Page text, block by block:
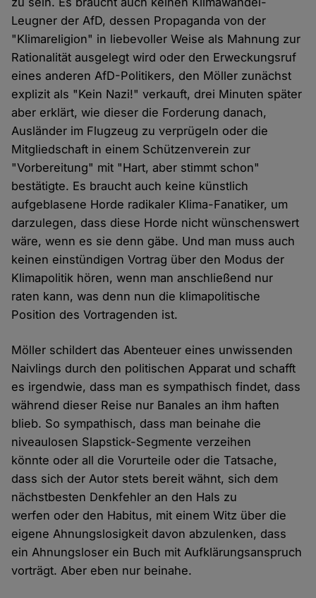
Leugner der AfD, dessen Propaganda von der
"Klimareligion" in liebevoller Weise als Mahnung zur
Rationalität ausgelegt wird oder den Erweckungsruf
eines anderen AfD-Politikers, den Möller zunächst
explizit als "Kein Nazi!" verkauft, drei Minuten später
aber erklärt, wie dieser die Forderung danach,
Ausländer im Flugzeug zu verprügeln oder die
Mitgliedschaft in einem Schützenverein zur
"Vorbereitung" mit "Hart, aber stimmt schon"
bestätigte. Es braucht auch keine künstlich
aufgeblasene Horde radikaler Klima-Fanatiker, um
darzulegen, dass diese Horde nicht wünschenswert
wäre, wenn es sie denn gäbe. Und man muss auch
keinen einstündigen Vortrag über den Modus der
Klimapolitik hören, wenn man anschließend nur
raten kann, was denn nun die klimapolitische
Position des Vortragenden ist.
Möller schildert das Abenteuer eines unwissenden
Naivlings durch den politischen Apparat und schafft
es irgendwie, dass man es sympathisch findet, dass
während dieser Reise nur Banales an ihm haften
blieb. So sympathisch, dass man beinahe die
niveaulosen Slapstick-Segmente verzeihen
könnte oder all die Vorurteile oder die Tatsache,
dass sich der Autor stets bereit wähnt, sich dem
nächstbesten Denkfehler an den Hals zu
werfen oder den Habitus, mit einem Witz über die
eigene Ahnungslosigkeit davon abzulenken, dass
ein Ahnungsloser ein Buch mit Aufklärungsanspruch
vorträgt. Aber eben nur beinahe.